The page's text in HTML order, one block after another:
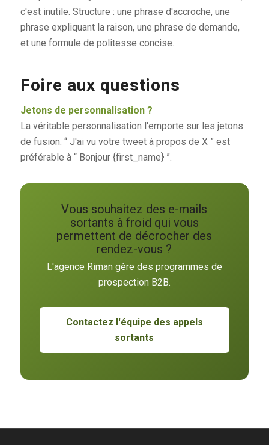
c'est inutile. Structure : une phrase d'accroche, une
phrase expliquant la raison, une phrase de demande,
et une formule de politesse concise.
Foire aux questions
Jetons de personnalisation ?
La véritable personnalisation l'emporte sur les jetons
de fusion. “ J'ai vu votre tweet à propos de X ” est
préférable à “ Bonjour {first_name} ”.
Vous souhaitez des e-mails
sortants à froid qui vous
permettent de décrocher des
rendez-vous ?
L'agence Riman gère des programmes de
prospection B2B.
Contactez l'équipe des appels
sortants